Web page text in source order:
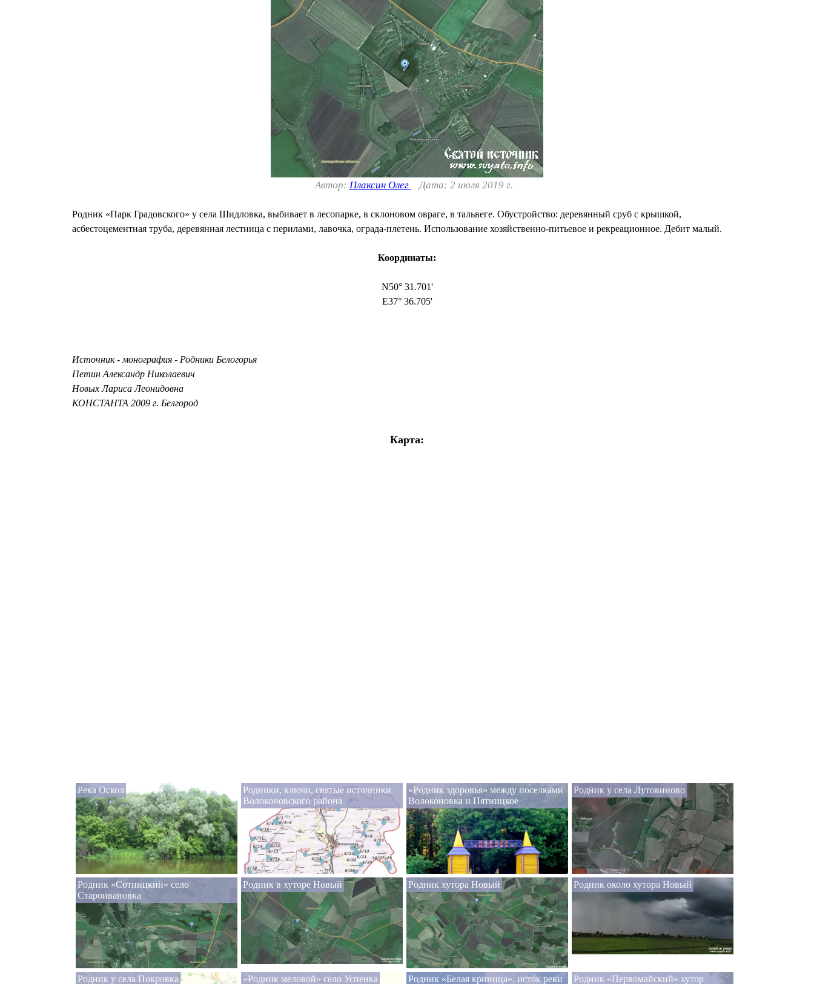
Автор: Плаксин Олег Дата: 2 июля 2019 г.
Родник «Парк Градовского» у села Шидловка, выбивает в лесопарке, в склоновом овраге, в тальвеге. Обустройство: деревянный сруб с крышкой,
асбестоцементная труба, деревянная лестница с перилами, лавочка, ограда-плетень. Использование хозяйственно-питьевое и рекреационное. Дебит малый.
Координаты:
N50° 31.701'
E37° 36.705'
Источник - монография - Родники Белогорья
Петин Александр Николаевич
Новых Лариса Леонидовна
КОНСТАНТА 2009 г. Белгород
Карта:
Река Оскол
Родники, ключи, святые источники
Волоконовского района
«Родник здоровья» между поселками
Волоконовка и Пятницкое
Родник у села Лутовиново
Родник «Сотницкий» село
Староивановка
Родник в хуторе Новый Родник хутора Новый Родник около хутора Новый
Родник у села Покровка «Родник меловой» село Успенка Родник «Белая криница», исток реки Родник «Первомайский» хутор